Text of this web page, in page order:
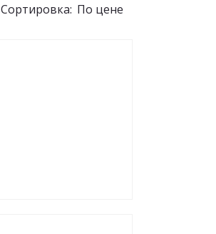
Сортировка: По цене